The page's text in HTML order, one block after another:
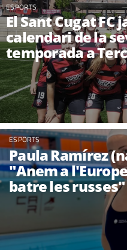
ESPORTS
El Sant Cugat FC
calendari de la
temporada a
ESPORTS
Paula Ramírez
"Anem a
batre les russes"